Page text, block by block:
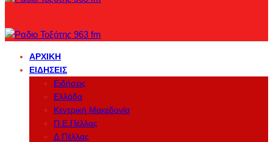
ΑΡΧΙΚΉ
ΕΙΔΉΣΕΙΣ
Ειδήσεις
Ελλάδα
Κεντρική Μακεδονία
Π.Ε.Πέλλας
Δ.Πέλλας